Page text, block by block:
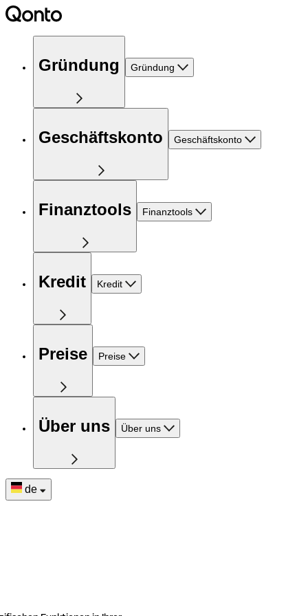
Gründung Gründung
Geschäftskonto Geschäftskonto
Finanztools Finanztools
Kredit Kredit
Preise Preise
Über uns Über uns
de